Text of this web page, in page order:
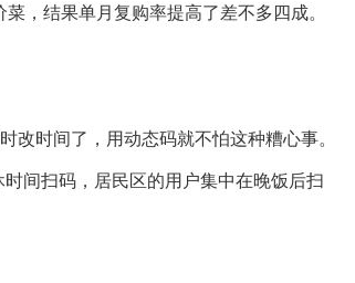
，结果单月复购率提高了差不多四成。
改时间了，用动态码就不怕这种糟心事。
间扫码，居民区的用户集中在晚饭后扫